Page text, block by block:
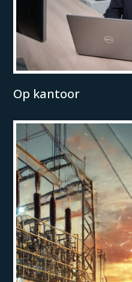
Op kantoor